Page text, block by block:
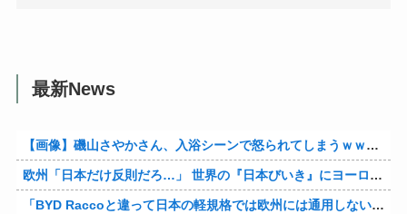
最新News
【画像】磯山さやかさん、入浴シーンで怒られてしまうｗｗｗｗｗｗ
欧州「日本だけ反則だろ…」 世界の『日本びいき』にヨーロッパ全土から不満の声
「BYD Raccoと違って日本の軽規格では欧州には通用しない」と自動車系ライターが示唆、だが速攻で反例を提示されて即落ち二コマ状態に……